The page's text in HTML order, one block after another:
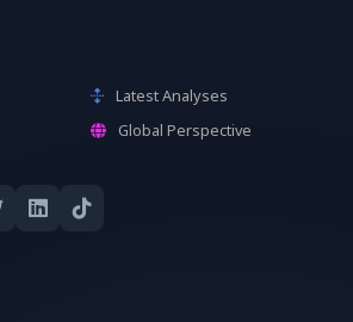
Latest Analyses
Global Perspective